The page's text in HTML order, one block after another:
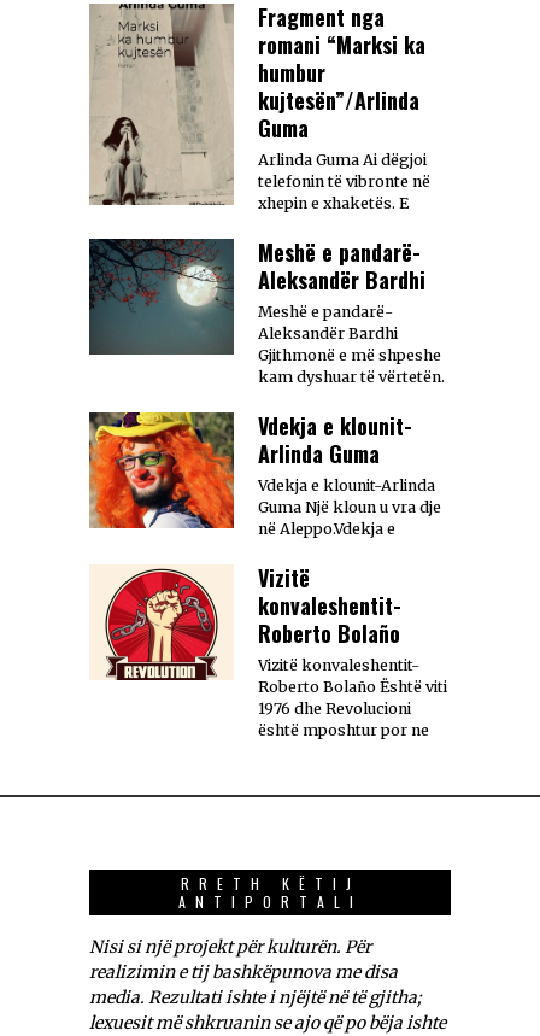
Fragment nga
romani “Marksi ka
humbur
kujtesën”/Arlinda
Guma
Arlinda Guma Ai dëgjoi
telefonin të vibronte në
xhepin e xhaketës. E
Meshë e pandarë-
Aleksandër Bardhi
Meshë e pandarë-
Aleksandër Bardhi
Gjithmonë e më shpeshe
kam dyshuar të vërtetën.
Vdekja e klounit-
Arlinda Guma
Vdekja e klounit-Arlinda
Guma Një kloun u vra dje
në Aleppo.Vdekja e
Vizitë
konvaleshentit-
Roberto Bolaño
Vizitë konvaleshentit-
Roberto Bolaño Është viti
1976 dhe Revolucioni
është mposhtur por ne
RRETH KËTIJ
ANTIPORTALI
Nisi si një projekt për kulturën. Për
realizimin e tij bashkëpunova me disa
media. Rezultati ishte i njëjtë në të gjitha;
lexuesit më shkruanin se ajo që po bëja ishte